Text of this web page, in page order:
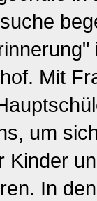
Mit
um
Kinder
In